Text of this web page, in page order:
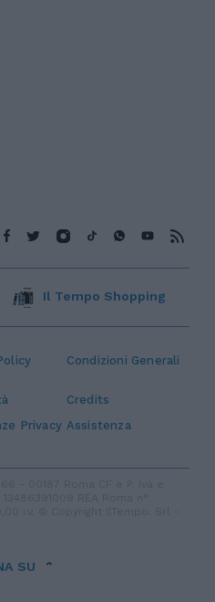
Condizioni Generali
Credits
Privacy Assistenza
Il Tempo Shopping
SU